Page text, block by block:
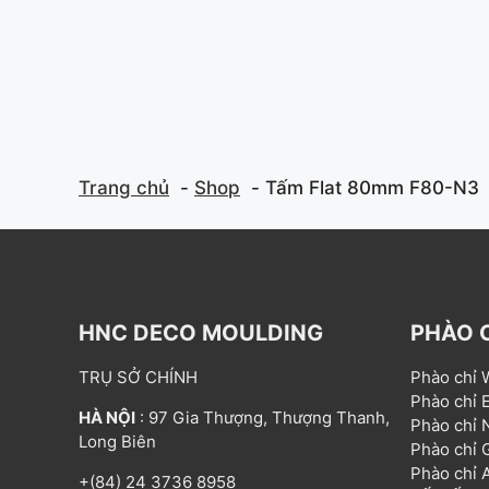
Trang chủ Shop Tấm Flat 80mm F80-N3
HNC DECO MOULDING
TRỤ SỞ CHÍNH
HÀ NỘI : 97 Gia Thượng, Thượng Thanh,
Long Biên
+(84) 24 3736 8958
PHÀO
Phào chỉ
Phào chỉ
Phào chỉ
Phào chỉ
Phào chỉ